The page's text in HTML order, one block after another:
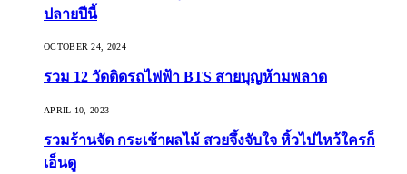
ปลายปีนี้
OCTOBER 24, 2024
รวม 12 วัดติดรถไฟฟ้า BTS สายบุญห้ามพลาด
APRIL 10, 2023
รวมร้านจัด กระเช้าผลไม้ สวยจึ้งจับใจ หิ้วไปไหว้ใครก็
เอ็นดู